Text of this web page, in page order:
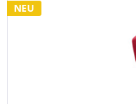
NEU